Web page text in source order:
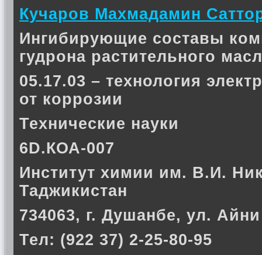
Кучаров Махмадамин
Ингибирующие составы
гудрона растительного
05.17.03 – технология
от коррозии
Технические науки
6D.КОА-007
Институт химии им. В.И.
Таджикистан
734063, г. Душанбе, ул.
Тел: (922 37) 2-25-80-95